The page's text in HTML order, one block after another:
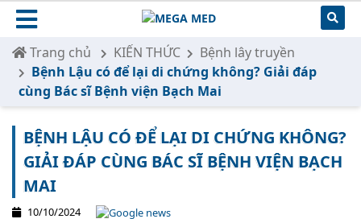
Trang chủ KIẾN THỨC
Bệnh lây truyền
Bệnh Lậu có để lại di chứng không? Giải đáp
cùng Bác sĩ Bệnh viện Bạch Mai
BỆNH LẬU CÓ ĐỂ LẠI DI CHỨNG KHÔNG?
GIẢI ĐÁP CÙNG BÁC SĨ BỆNH VIỆN BẠCH
MAI
10/10/2024